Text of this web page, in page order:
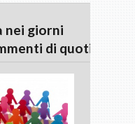
nei giorni
di